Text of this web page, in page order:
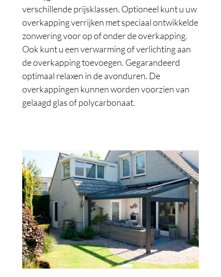
verschillende prijsklassen. Optioneel kunt u uw
overkapping verrijken met speciaal ontwikkelde
zonwering voor op of onder de overkapping.
Ook kunt u een verwarming of verlichting aan
de overkapping toevoegen. Gegarandeerd
optimaal relaxen in de avonduren. De
overkappingen kunnen worden voorzien van
gelaagd glas of polycarbonaat.